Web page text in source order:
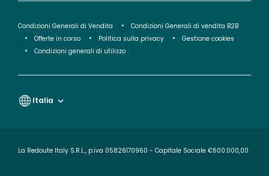
Condizioni Generali di Vendita
Condizioni Generali di vendita B2B
Offerte in corso
Politica sulla privacy
Gestione cookies
Condizioni generali di utilizzo
Italia
La Redoute Italy S.R.L., p.iva 05826170960 - Capitale Sociale €600.000,00